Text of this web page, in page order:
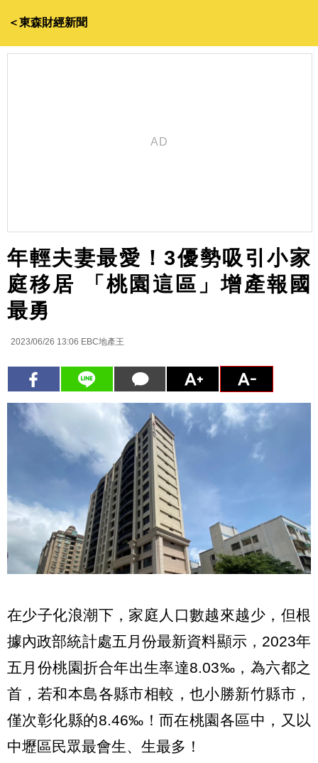
＜東森財經新聞
年輕夫妻最愛！3優勢吸引小家
庭移居 「桃園這區」增產報國
最勇
2023/06/26 13:06 EBC地產王
在少子化浪潮下，家庭人口數越來越少，但根
據內政部統計處五月份最新資料顯示，2023年
五月份桃園折合年出生率達8.03‰，為六都之
首，若和本島各縣市相較，也小勝新竹縣市，
僅次彰化縣的8.46‰！而在桃園各區中，又以
中壢區民眾最會生、生最多！